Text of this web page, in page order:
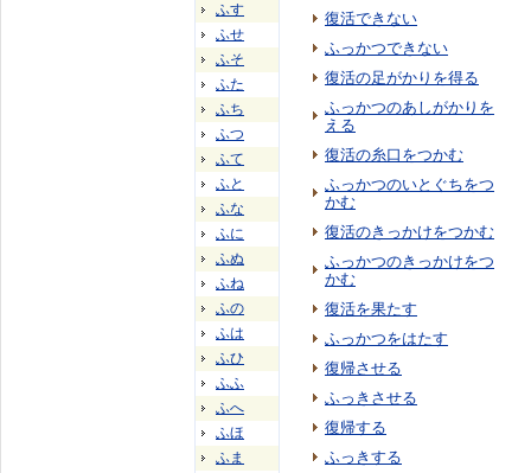
ふす
ふせ
ふそ
ふた
ふち
ふつ
ふて
ふと
ふな
ふに
ふぬ
ふね
ふの
ふは
ふひ
ふふ
ふへ
ふほ
ふま
復活できない
ふっかつできない
復活の足がかりを得る
ふっかつのあしがかりを
える
復活の糸口をつかむ
ふっかつのいとぐちをつ
かむ
復活のきっかけをつかむ
ふっかつのきっかけをつ
かむ
復活を果たす
ふっかつをはたす
復帰させる
ふっきさせる
復帰する
ふっきする